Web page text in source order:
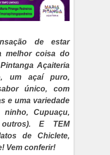
de estar
melhor coisa do
Açaiteria
um açaí puro,
único, com
e uma variedade
Cupuaçu,
E TEM
de Chiclete,
Vem conferir!